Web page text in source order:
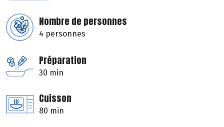
Nombre de personnes
4 personnes
Préparation
30 min
Cuisson
80 min